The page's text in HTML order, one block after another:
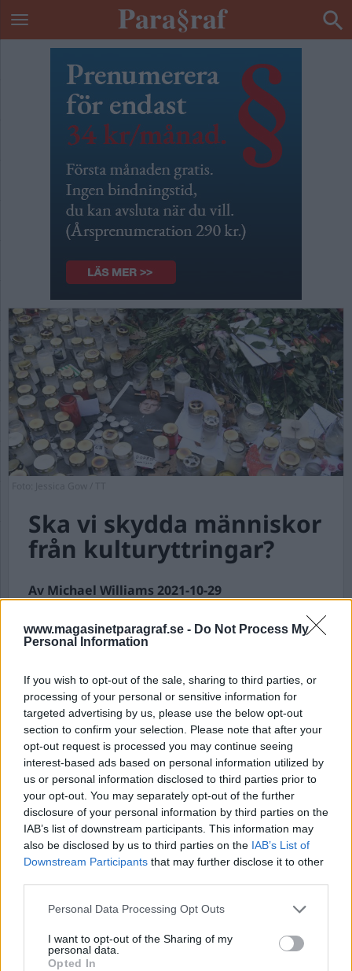
www.magasinetparagraf.se - Do Not Process My
Personal Information
If you wish to opt-out of the sale, sharing to third parties, or
processing of your personal or sensitive information for
targeted advertising by us, please use the below opt-out
section to confirm your selection. Please note that after your
opt-out request is processed you may continue seeing
interest-based ads based on personal information utilized by
us or personal information disclosed to third parties prior to
your opt-out. You may separately opt-out of the further
disclosure of your personal information by third parties on the
IAB’s list of downstream participants. This information may
also be disclosed by us to third parties on the IAB’s List of
Downstream Participants that may further disclose it to other
Personal Data Processing Opt Outs
I want to opt-out of the Sharing of my
personal data.
Opted In
Ska vi skydda människor
från kulturyttringar?
Av Michael Williams 2021-10-29
Läste ett inlägg i debatten om Einár, författat
av en polis, att det vore rimligt att public
Einár levererade. Argumentet var att public
service redan uteslutit så kallad ”vit makt-
musik” från sina spellistor.
Utan att man reflekterar alltför mycket så låter
det som ett rimligt ställningstagande. Varför ska
m...
Börja prenumerera för att läsa detta innehåll.
Starta din prenumeration här